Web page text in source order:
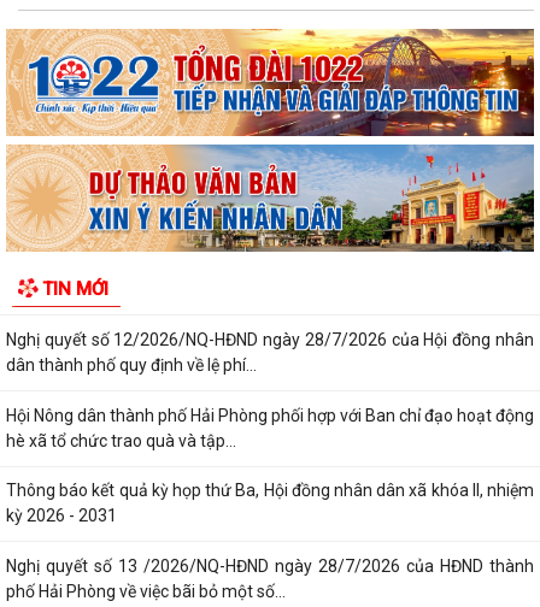
TIN MỚI
Quyết định số 3091/QĐ-UBND ngày 05/8/2026 của Chủ tịch UBND
thành phố về việc công bố thủ tục hành...
Quyết định số 3039/QĐ-UBND ngày 31/7/2026 của Chủ tịch UBND
thành phố về việc công bố danh mục thủ...
Công văn triển khai thực hiện Nghị định số 281/2026/NĐ-CP ngày
13/7/2026 của Chính phủ và Văn bản...
mạng thông tin di động công...
Nghị quyết số 12/2026/NQ-HĐND ngày 28/7/2026 của Hội đồng nhân
dân thành phố quy định về lệ phí...
Hội Nông dân thành phố Hải Phòng phối hợp với Ban chỉ đạo hoạt động
hè xã tổ chức trao quà và tập...
Thông báo kết quả kỳ họp thứ Ba, Hội đồng nhân dân xã khóa II, nhiệm
kỳ 2026 - 2031
Nghị quyết số 13 /2026/NQ-HĐND ngày 28/7/2026 của HĐND thành
phố Hải Phòng về việc bãi bỏ một số...